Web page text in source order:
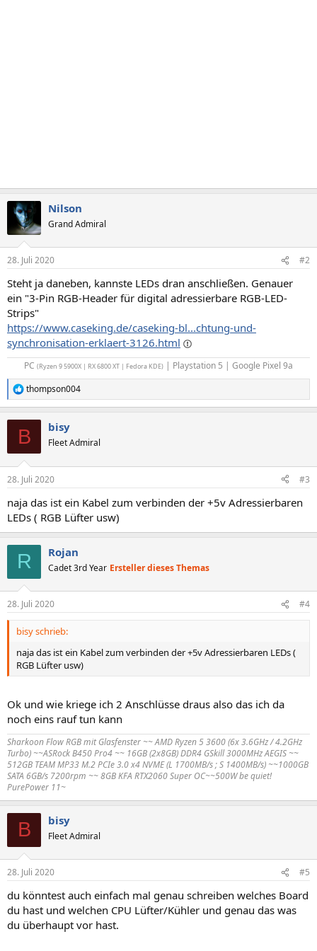
Nilson
Grand Admiral
28. Juli 2020 #2
Steht ja daneben, kannste LEDs dran anschließen. Genauer
ein "3-Pin RGB-Header für digital adressierbare RGB-LED-
Strips"
https://www.caseking.de/caseking-bl...chtung-und-
synchronisation-erklaert-3126.html
PC (Ryzen 9 5900X | RX 6800 XT | Fedora KDE) | Playstation 5 | Google Pixel 9a​
R
e
e
:
thompson004
B bisy
Fleet Admiral
28. Juli 2020 #3
naja das ist ein Kabel zum verbinden der +5v Adressierbaren
LEDs ( RGB Lüfter usw)
R Rojan
Cadet 3rd Year Ersteller dieses Themas
28. Juli 2020 #4
bisy schrieb:
naja das ist ein Kabel zum verbinden der +5v Adressierbaren LEDs (
RGB Lüfter usw)
Ok und wie kriege ich 2 Anschlüsse draus also das ich da
noch eins rauf tun kann
Sharkoon Flow RGB mit Glasfenster ~~ AMD Ryzen 5 3600 (6x 3.6GHz / 4.2GHz
Turbo) ~~ASRock B450 Pro4 ~~ 16GB (2x8GB) DDR4 GSkill 3000MHz AEGIS ~~
512GB TEAM MP33 M.2 PCIe 3.0 x4 NVME (L 1700MB/s ; S 1400MB/s) ~~1000GB
SATA 6GB/s 7200rpm ~~ 8GB KFA RTX2060 Super OC~~500W be quiet!
PurePower 11~
B bisy
Fleet Admiral
28. Juli 2020 #5
du könntest auch einfach mal genau schreiben welches Board
du hast und welchen CPU Lüfter/Kühler und genau das was
du überhaupt vor hast.